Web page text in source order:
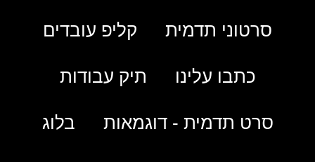
סרטוני תדמית קליפ עובדים
כתבו עלינו תיק עבודות
סרט תדמית - דוגמאות בלוג